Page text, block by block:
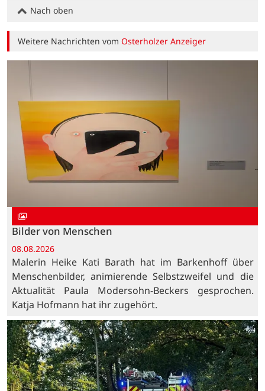
Nach oben
Weitere Nachrichten vomOsterholzer Anzeiger
Bilder von Menschen
08.08.2026
Malerin Heike Kati Barath hat im Barkenhoff über
Menschenbilder, animierende Selbstzweifel und die
Aktualität Paula Modersohn-Beckers gesprochen.
Katja Hofmann hat ihr zugehört.